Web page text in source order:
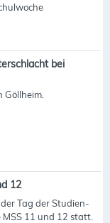
bei
Göllheim.
12
Tag der Studien-
11 und 12 statt.